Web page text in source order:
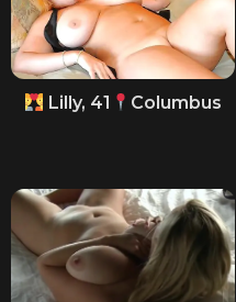
Lilly, 41 Columbus